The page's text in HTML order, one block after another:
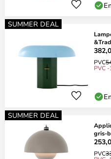
SUMMER DEAL
PVC
PVC
SUMMER DEAL
gris-
PVC